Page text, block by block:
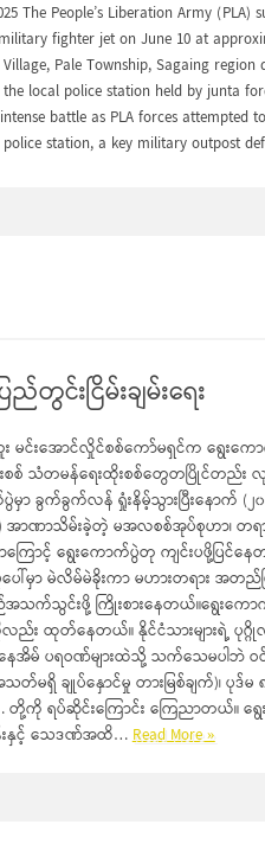
The People’s Liberation Army (PLA)
fighter jet on June 10 at
Pale Township, Sagaing
local police station held by junta
battle as PLA forces attempted
police station, a key military outpost
တွင်းငြိမ်းချမ်းရေး
မင်းအောင်လှိုင်စစ်ကော်မရှင်က ရွေးက
စစ် သံတမန်ရေးထိုးစစ်တွေတပြိုင်တည်း
မှာ ခွက်ခွက်လန် ရှုံးနိမ့်သွားပြီးနောက် (
ာဏာသိမ်းခဲ့တဲ့ မအလစစ်အုပ်စုဟာ၊ တရား
ြောင့် ရွေးကောက်ပွဲတု ကျင်းပဖို့ပြ
ေါ်မှာ မဲလိမ်မဲခိုးကာ မဟားတရား အတည်
သက်သွင်းဖို့ ကြိုးစားနေတယ်။ရွေးကေ
လည်း ထုတ်နေတယ်။ နိုင်ငံသားများရဲ့ ပု
ေအိမ် ပရဝဏ်များထဲသို့ သက်သေမပါဘဲ ဝင်
ရှိ ချုပ်နှောင်မှု တားမြစ်ချက်)၊ ပုဒ်မ
တို့ကို ရပ်ဆိုင်းကြောင်း ကြေညာတယ်။
းနှင့် သေဒဏ်အထိ…Read More »